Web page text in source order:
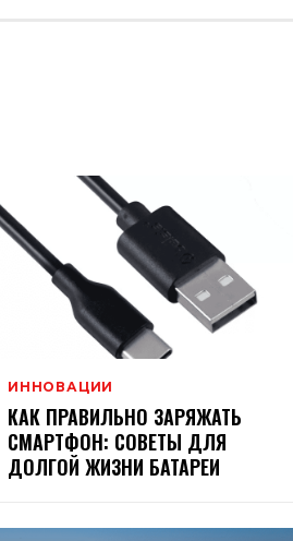
ИННОВАЦИИ
КАК ПРАВИЛЬНО ЗАРЯЖАТЬ
СМАРТФОН: СОВЕТЫ ДЛЯ
ДОЛГОЙ ЖИЗНИ БАТАРЕИ